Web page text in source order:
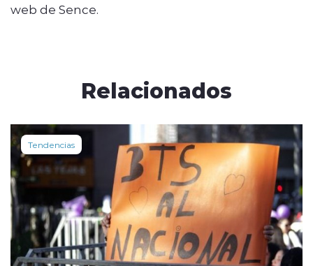
web de Sence.
Relacionados
Tendencias